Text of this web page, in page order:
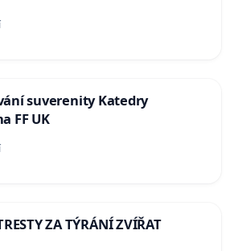
suverenity Katedry
FF UK
ZA TÝRÁNÍ ZVÍŘAT